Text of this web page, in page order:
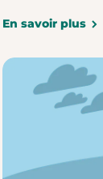
En savoir plus